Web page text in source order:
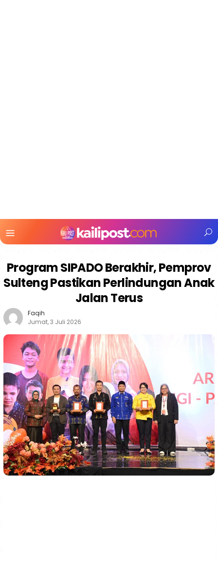
Mobile
Program SIPADO Berakhir, Pemprov
Sulteng Pastikan Perlindungan Anak
Jalan Terus
Faqih
Jumat, 3 Juli 2026